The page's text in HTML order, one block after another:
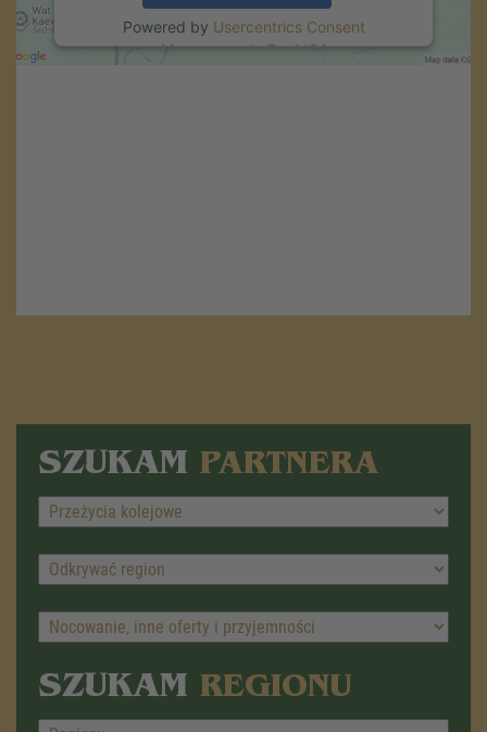
SZUKAM PARTNERA
SZUKAM REGIONU
Powered by Usercentrics Consent
Management.eRecht24